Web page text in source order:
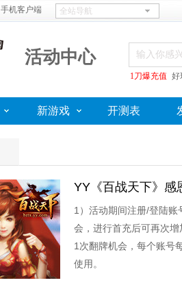
手机客户端
活动中心
1刀爆充值 好
新游戏 开测表
YY《百战天下》感
1）活动期间注册/登陆
会，进行首充后可再次
1次翻牌机会，每个账号
使用。